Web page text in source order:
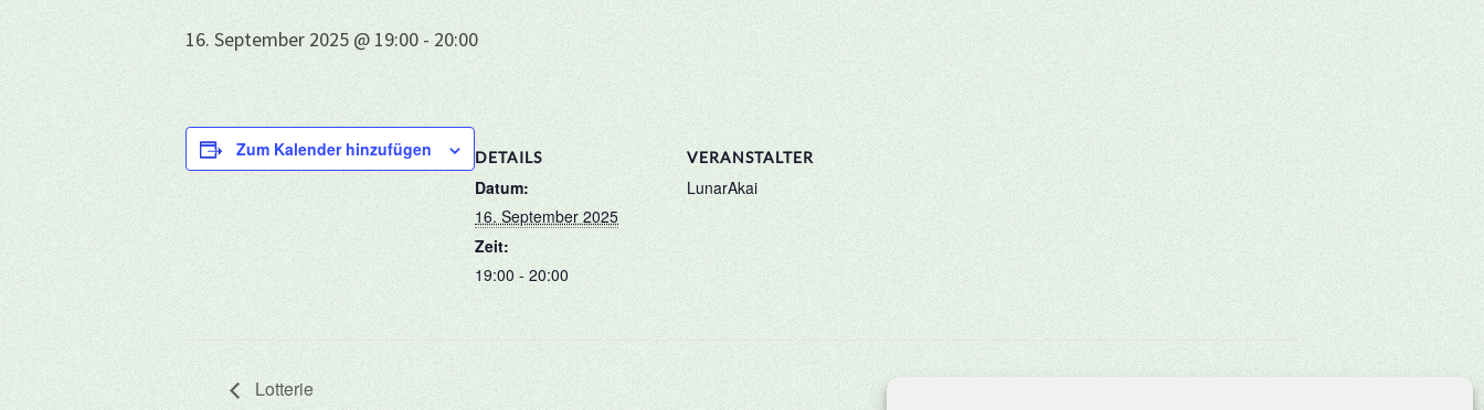
16. September 2025 @ 19:00 - 20:00
Zum Kalender hinzufügen DETAILS
Datum:
16. September 2025
Zeit:
19:00 - 20:00
VERANSTALTER
LunarAkai
Lotterie